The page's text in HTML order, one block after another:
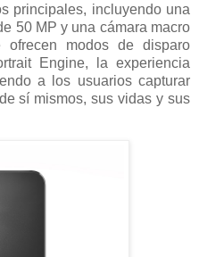
principales, incluyendo una
50 MP y una cámara macro
modos de disparo
Engine, la experiencia
a los usuarios capturar
sí mismos, sus vidas y sus